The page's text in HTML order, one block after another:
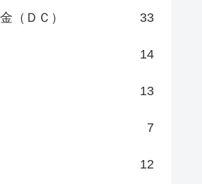
（ＤＣ） 33
14
13
7
12